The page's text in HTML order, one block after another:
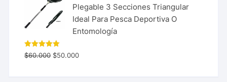
Plegable 3 Secciones Triangular
Ideal Para Pesca Deportiva O
Entomología
Valorado
con5.00
$60.000 $50.000